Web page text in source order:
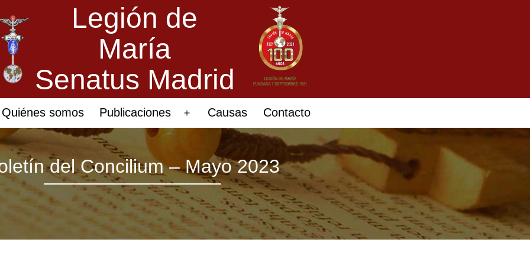
Legión de
María
Senatus Madrid
Quiénes somos Publicaciones
Abrir
menú
Causas Contacto
del Concilium – Mayo 2023